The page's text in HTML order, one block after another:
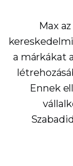
Max
a márkákat
Ennek